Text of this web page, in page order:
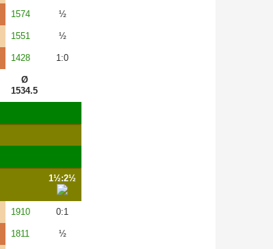
1574 ½
1551 ½
1428 1:0
Ø
1534.5
1½:2½
1910 0:1
1811 ½